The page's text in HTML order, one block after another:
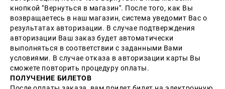
кнопкой "Вернуться в магазин". После того, как Вы
возвращаетесь в наш магазин, система уведомит Вас о
результатах авторизации. В случае подтверждения
авторизации Ваш заказ будет автоматически
выполняться в соответствии с заданными Вами
условиями. В случае отказа в авторизации карты Вы
сможете повторить процедуру оплаты.
ПОЛУЧЕНИЕ БИЛЕТОВ